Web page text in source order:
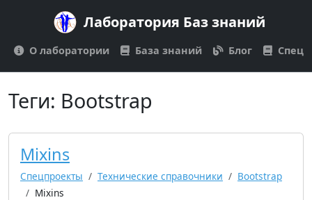
Лаборатория Баз знаний
О лаборатории База знаний Блог
Теги: Bootstrap
Mixins
Спецпроекты Технические справочники
Bootstrap
Mixins